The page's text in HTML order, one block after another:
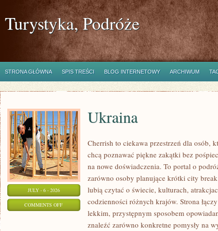
Turystyka, Podróże
STRONA GŁÓWNA SPIS TREŚCI BLOG INTERNETOWY ARCHIWUM
JULY - 6 - 2026
COMMENTS OFFON
Ukraina
Cherrish to ciekawa przestrzeń dla osób,
chcą poznawać piękne zakątki bez
na nowe doświadczenia. To portal o
zarówno osoby planujące krótki city
lubią czytać o świecie, kulturach,
codzienności różnych krajów. Strona
lekkim, przystępnym sposobem
znaleźć zarówno konkretne pomysły na